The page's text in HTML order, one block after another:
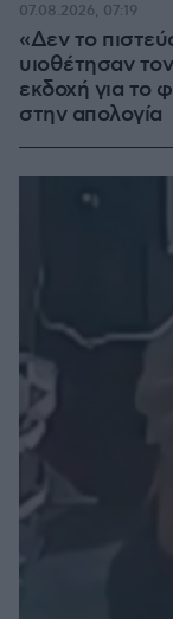
«Δεν το
υιοθέτησαν
εκδοχή για το
στην απολογία
07.08.2026, 07:19